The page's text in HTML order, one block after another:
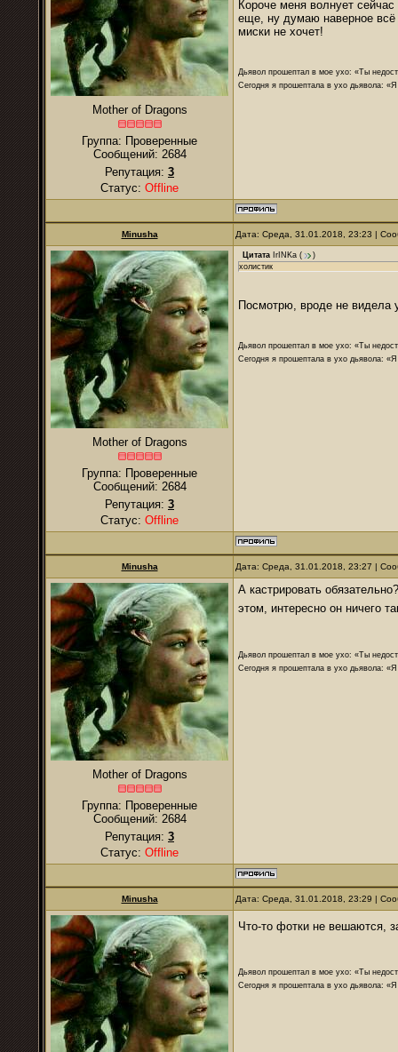
Mother of Dragons
Группа: Проверенные
Сообщений: 2684
Репутация: 3
Статус: Offline
Короче меня волнует
еще, ну думаю наверное
миски не хочет!
Дьявол прошептал в мое ухо: «Ты
Сегодня я прошептала в ухо дьявола:
Minusha Дата: Среда, 31.01.2018, 23:23 |
Mother of Dragons
Группа: Проверенные
Сообщений: 2684
Репутация: 3
Статус: Offline
Цитата IrINKa (
)
холистик
Посмотрю, вроде не видела
Дьявол прошептал в мое ухо: «Ты
Сегодня я прошептала в ухо дьявола:
Minusha Дата: Среда, 31.01.2018, 23:27 |
Mother of Dragons
Группа: Проверенные
Сообщений: 2684
Репутация: 3
Статус: Offline
А кастрировать
этом, интересно он ничего
Дьявол прошептал в мое ухо: «Ты
Сегодня я прошептала в ухо дьявола:
Minusha Дата: Среда, 31.01.2018, 23:29 |
Что-то фотки не вешаются,
Дьявол прошептал в мое ухо: «Ты
Сегодня я прошептала в ухо дьявола: